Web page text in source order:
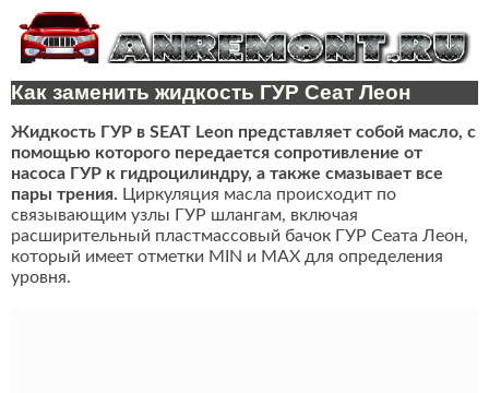
Как заменить жидкость ГУР Сеат Леон
Жидкость ГУР в SEAT Leon представляет собой масло, с
помощью которого передается сопротивление от
насоса ГУР к гидроцилиндру, а также смазывает все
пары трения. Циркуляция масла происходит по
связывающим узлы ГУР шлангам, включая
расширительный пластмассовый бачок ГУР Сеата Леон,
который имеет отметки MIN и MAX для определения
уровня.